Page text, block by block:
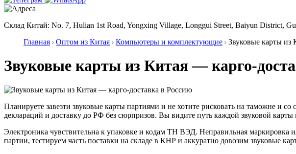
Склад Китай: No. 7, Hulian 1st Road, Yongxing Village, Longgui Street, Baiyun District,
Главная
Оптом из Китая Компьютеры и комплектующие Звуковые карты из
Звуковые карты из Китая — карго-
Планируете завезти звуковые карты партиями и не хотите рисковать на таможне и
деклараций и доставку до РФ без сюрпризов. Вы видите путь каждой звуковой
Электроника чувствительна к упаковке и кодам ТН ВЭД. Неправильная маркировка
партии, тестируем часть поставки на складе в КНР и аккуратно довозим звуковые